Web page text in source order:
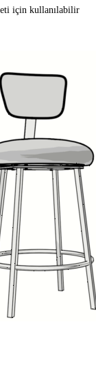
için kullanılabilir